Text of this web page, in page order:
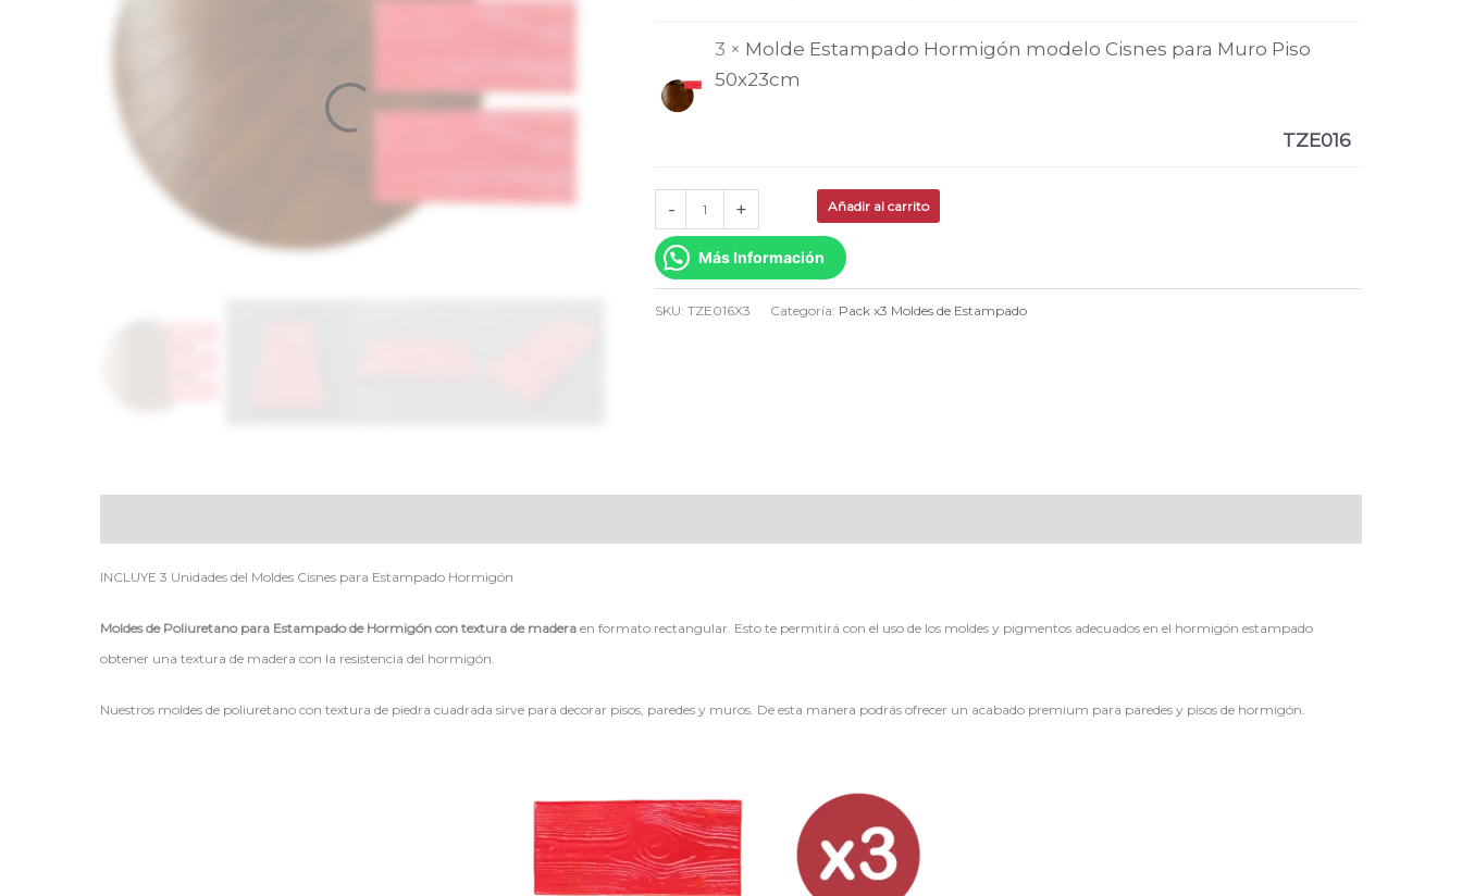
3 × Molde Estampado Hormigón modelo Cisnes para Muro Piso
50x23cm
TZE016
-
Muro
50x23cmTZE016X3
cantidad
+ Añadir al carrito
Más Información
SKU:TZE016X3 Categoría: Pack x3 Moldes de Estampado
INCLUYE 3 Unidades del Moldes Cisnes para Estampado Hormigón
Moldes de Poliuretano para Estampado de Hormigón con textura de madera en formato rectangular. Esto te permitirá con el uso de los moldes y pigmentos adecuados en el hormigón estampado
obtener una textura de madera con la resistencia del hormigón.
Nuestros moldes de poliuretano con textura de piedra cuadrada sirve para decorar pisos, paredes y muros. De esta manera podrás ofrecer un acabado premium para paredes y pisos de hormigón.